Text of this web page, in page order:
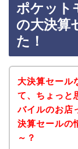
ポケット
の大決算
た！
大決算セール
て、ちょっと
バイルのお店
決算セールの
～？